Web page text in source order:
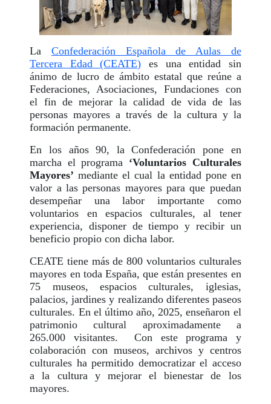
La Confederación Española de Aulas de
Tercera Edad (CEATE) es una entidad sin
ánimo de lucro de ámbito estatal que reúne a
Federaciones, Asociaciones, Fundaciones con
el fin de mejorar la calidad de vida de las
personas mayores a través de la cultura y la
formación permanente.
En los años 90, la Confederación pone en
marcha el programa ‘Voluntarios Culturales
Mayores’ mediante el cual la entidad pone en
valor a las personas mayores para que puedan
desempeñar una labor importante como
voluntarios en espacios culturales, al tener
experiencia, disponer de tiempo y recibir un
beneficio propio con dicha labor.
CEATE tiene más de 800 voluntarios culturales
mayores en toda España, que están presentes en
75 museos, espacios culturales, iglesias,
palacios, jardines y realizando diferentes paseos
culturales. En el último año, 2025, enseñaron el
patrimonio cultural aproximadamente a
265.000 visitantes. Con este programa y
colaboración con museos, archivos y centros
culturales ha permitido democratizar el acceso
a la cultura y mejorar el bienestar de los
mayores.